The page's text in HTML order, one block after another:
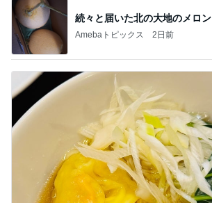
続々と届いた北の大地のメロン
Amebaトピックス 2日前